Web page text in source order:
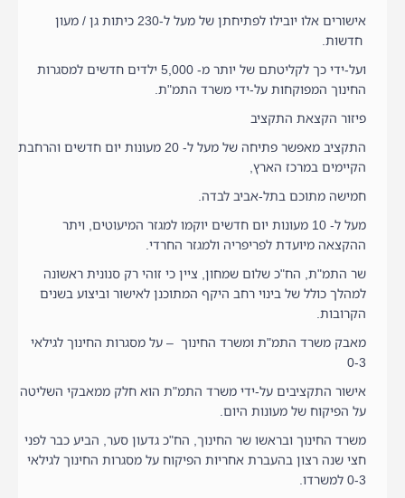
אישורים אלו יובילו לפתיחתן של מעל ל-230 כיתות גן / מעון
חדשות.
ועל-ידי כך לקליטתם של יותר מ- 5,000 ילדים חדשים למסגרות
החינוך המפוקחות על-ידי משרד התמ"ת.
פיזור הקצאת התקציב
התקציב מאפשר פתיחה של מעל ל- 20 מעונות יום חדשים והרחבת
הקיימים במרכז הארץ,
חמישה מתוכם בתל-אביב לבדה.
מעל ל- 10 מעונות יום חדשים יוקמו למגזר המיעוטים, ויתר
ההקצאה מיועדת לפריפריה ולמגזר החרדי.
שר התמ"ת, הח"כ שלום שמחון, ציין כי זוהי רק סנונית ראשונה
למהלך כולל של בינוי רחב היקף המתוכנן לאישור וביצוע בשנים
הקרובות.
מאבק משרד התמ"ת ומשרד החינוך – על מסגרות החינוך לגילאי
0-3
אישור התקציבים על-ידי משרד התמ"ת הוא חלק ממאבקי השליטה
על הפיקוח של מעונות היום.
משרד החינוך ובראשו שר החינוך, הח"כ גדעון סער, הביע כבר לפני
חצי שנה רצון בהעברת אחריות הפיקוח על מסגרות החינוך לגילאי
0-3 למשרדו.